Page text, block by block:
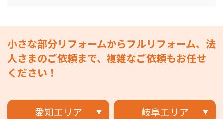
小さな部分リフォームからフルリフォーム、法
人さまのご依頼まで、複雑なご依頼もお任せ
ください！
愛知エリア 岐阜エリア